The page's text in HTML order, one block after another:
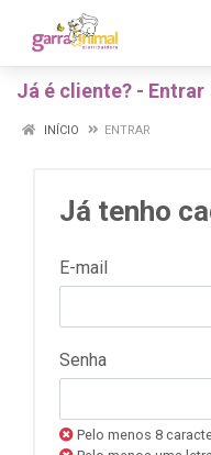
Já é cliente? - Entrar
INÍCIO ENTRAR
Já tenho
E-mail
Senha
Pelo menos 8